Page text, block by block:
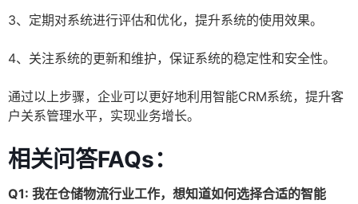
3、定期对系统进行评估和优化，提升系统的使用效果。
4、关注系统的更新和维护，保证系统的稳定性和安全性。
通过以上步骤，企业可以更好地利用智能CRM系统，提升客
户关系管理水平，实现业务增长。
相关问答FAQs：
Q1: 我在仓储物流行业工作，想知道如何选择合适的智能